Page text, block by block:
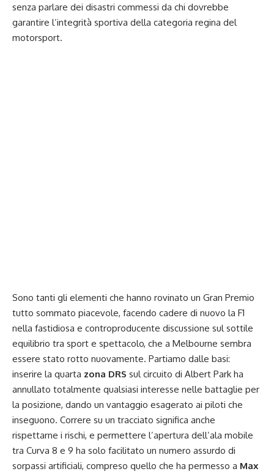
senza parlare dei disastri commessi da chi dovrebbe
garantire l’integrità sportiva della categoria regina del
motorsport.
Sono tanti gli elementi che hanno rovinato un Gran Premio
tutto sommato piacevole, facendo cadere di nuovo la F1
nella fastidiosa e controproducente discussione sul sottile
equilibrio tra sport e spettacolo, che a Melbourne sembra
essere stato rotto nuovamente. Partiamo dalle basi:
inserire la quarta zona DRS sul circuito di Albert Park ha
annullato totalmente qualsiasi interesse nelle battaglie per
la posizione, dando un vantaggio esagerato ai piloti che
inseguono. Correre su un tracciato significa anche
rispettarne i rischi, e permettere l’apertura dell’ala mobile
tra Curva 8 e 9 ha solo facilitato un numero assurdo di
sorpassi artificiali, compreso quello che ha permesso a Max